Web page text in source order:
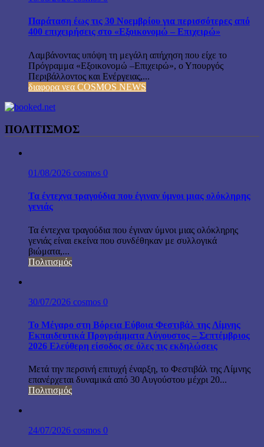
Παράταση έως τις 30 Νοεμβρίου για περισσότερες από
400 επιχειρήσεις στο «Εξοικονομώ – Επιχειρώ»
Λαμβάνοντας υπόψη τη μεγάλη απήχηση που είχε το
Πρόγραμμα «Εξοικονομώ –Επιχειρώ», ο Υπουργός
Περιβάλλοντος και Ενέργειας,...
διαφορα νεα COSMOS NEWS
ΠΟΛΙΤΙΣΜΟΣ
01/08/2026 cosmos 0
Τα έντεχνα τραγούδια που έγιναν ύμνοι μιας ολόκληρης
γενιάς
Τα έντεχνα τραγούδια που έγιναν ύμνοι μιας ολόκληρης
γενιάς είναι εκείνα που συνδέθηκαν με συλλογικά
βιώματα,...
Πολιτισμός
30/07/2026 cosmos 0
Το Μέγαρο στη Βόρεια Εύβοια Φεστιβάλ της Λίμνης
Εκπαιδευτικά Προγράμματα Αύγουστος – Σεπτέμβριος
2026 Ελεύθερη είσοδος σε όλες τις εκδηλώσεις
Μετά την περσινή επιτυχή έναρξη, το Φεστιβάλ της Λίμνης
επανέρχεται δυναμικά από 30 Αυγούστου μέχρι 20...
Πολιτισμός
24/07/2026 cosmos 0